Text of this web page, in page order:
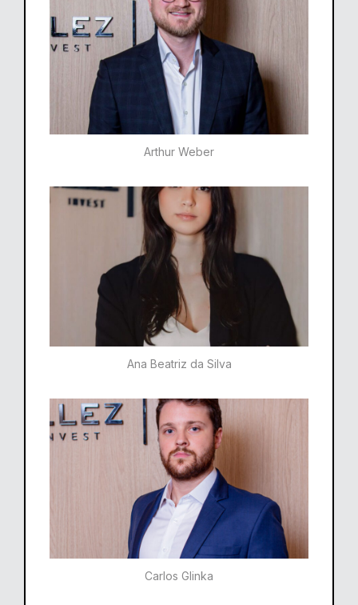
Arthur Weber
Ana Beatriz da Silva
Carlos Glinka